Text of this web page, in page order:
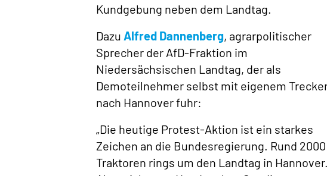
Kundgebung neben dem Landtag.
Dazu Alfred Dannenberg, agrarpolitischer
Sprecher der AfD-Fraktion im
Niedersächsischen Landtag, der als
Demoteilnehmer selbst mit eigenem
nach Hannover fuhr:
„Die heutige Protest-Aktion ist ein starkes
Zeichen an die Bundesregierung. Rund 2000
Traktoren rings um den Landtag in Hannover.